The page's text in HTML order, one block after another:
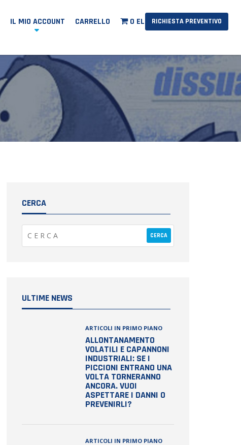
IL MIO ACCOUNT CARRELLO 0 ELEMENTIRICHIESTA PREVENTIVO
CERCA
ULTIME NEWS
ARTICOLI IN PRIMO PIANO
ALLONTANAMENTO
VOLATILI E CAPANNONI
INDUSTRIALI: SE I
PICCIONI ENTRANO UNA
VOLTA TORNERANNO
ANCORA. VUOI
ASPETTARE I DANNI O
PREVENIRLI?
ARTICOLI IN PRIMO PIANO